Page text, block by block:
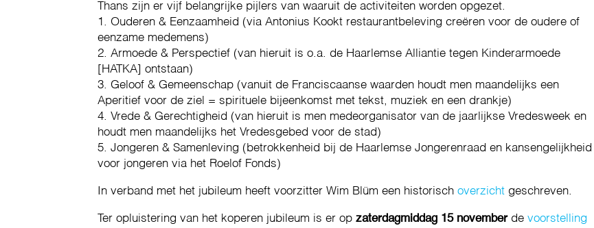
Thans zijn er vijf belangrijke pijlers van waaruit de activiteiten worden opgezet.
1. Ouderen & Eenzaamheid (via Antonius Kookt restaurantbeleving creëren voor de oudere of
eenzame medemens)
2. Armoede & Perspectief (van hieruit is o.a. de Haarlemse Alliantie tegen Kinderarmoede
[HATKA] ontstaan)
3. Geloof & Gemeenschap (vanuit de Franciscaanse waarden houdt men maandelijks een
Aperitief voor de ziel = spirituele bijeenkomst met tekst, muziek en een drankje)
4. Vrede & Gerechtigheid (van hieruit is men medeorganisator van de jaarlijkse Vredesweek en
houdt men maandelijks het Vredesgebed voor de stad)
5. Jongeren & Samenleving (betrokkenheid bij de Haarlemse Jongerenraad en kansengelijkheid
voor jongeren via het Roelof Fonds)
In verband met het jubileum heeft voorzitter Wim Blüm een historisch overzicht geschreven.
Ter opluistering van het koperen jubileum is er op zaterdagmiddag 15 novemberde voorstelling